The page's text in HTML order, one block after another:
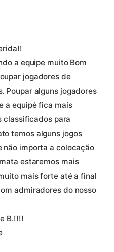
a equipe muito Bom
jogadores de
Poupar alguns jogadores
a equipé fica mais
classificados para
temos alguns jogos
importa a colocação
estaremos mais
mais forte até a final
admiradores do nosso
B.!!!!